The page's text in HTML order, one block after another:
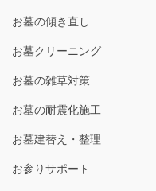
お墓の傾き直し
お墓クリーニング
お墓の雑草対策
お墓の耐震化施工
お墓建替え・整理
お参りサポート